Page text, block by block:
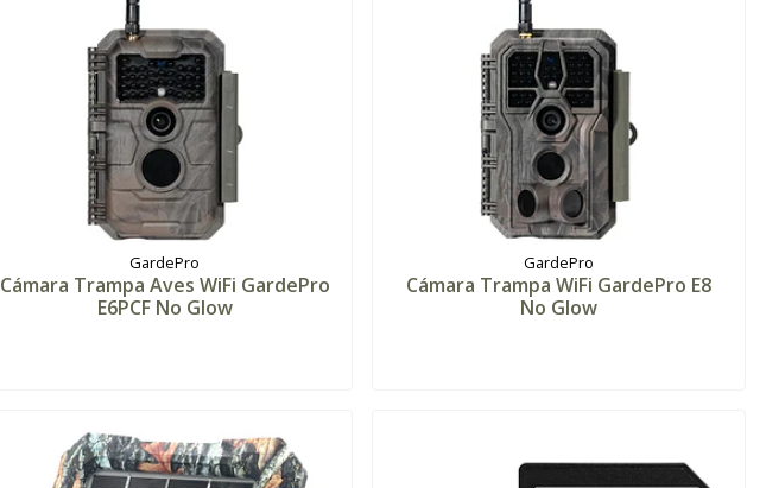
GardePro
Cámara Trampa Aves WiFi GardePro
E6PCF No Glow
GardePro
Cámara Trampa WiFi GardePro E8
No Glow